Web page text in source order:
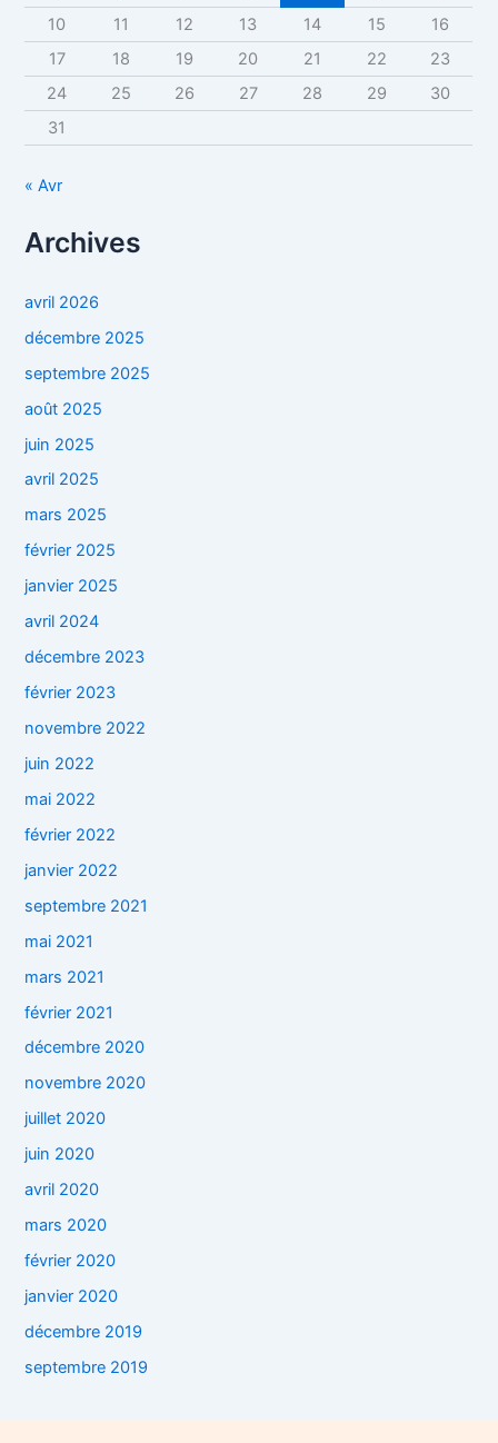
10
11 12 13 14 15
16
17
18 19 20 21 22
23
24
25 26 27 28 29
30
31
« Avr
Archives
avril 2026
décembre 2025
septembre 2025
août 2025
juin 2025
avril 2025
mars 2025
février 2025
janvier 2025
avril 2024
décembre 2023
février 2023
novembre 2022
juin 2022
mai 2022
février 2022
janvier 2022
septembre 2021
mai 2021
mars 2021
février 2021
décembre 2020
novembre 2020
juillet 2020
juin 2020
avril 2020
mars 2020
février 2020
janvier 2020
décembre 2019
septembre 2019